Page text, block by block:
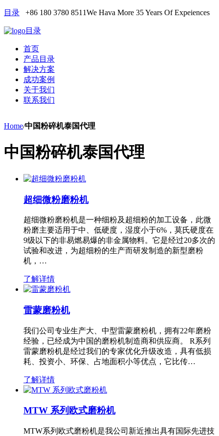
目录 +86 180 3780 8511We Hava More 35 Years Of Expeiences
目录
首页
产品目录
解决方案
成功案例
关于我们
联系我们
Home/中国粉碎机泰国代理
中国粉碎机泰国代理
超细微粉磨粉机
超细微粉磨粉机是一种细粉及超细粉的加工设备，此微
粉磨主要适用于中、低硬度，湿度小于6%，莫氏硬度在
9级以下的非易燃易爆的非金属物料。它是经过20多次的
试验和改进，为超细粉的生产而研发制造的新型磨粉
机，…
了解详情
雷蒙磨粉机
我们公司专业生产大、中型雷蒙磨粉机，拥有22年磨粉
经验，已经成为中国的磨粉机制造商和供应商。 R系列
雷蒙磨粉机是经过我们的专家优化升级改造，具有低损
耗、投资小、环保、占地面积小等优点，它比传…
了解详情
MTW 系列欧式磨粉机
MTW系列欧式磨粉机是我公司新近推出具有国际先进技